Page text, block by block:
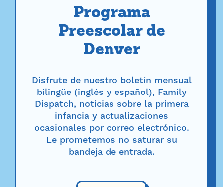
Programa
Preescolar de
Denver
Disfrute de nuestro boletín mensual
bilingüe (inglés y español), Family
Dispatch, noticias sobre la primera
infancia y actualizaciones
ocasionales por correo electrónico.
Le prometemos no saturar su
bandeja de entrada.